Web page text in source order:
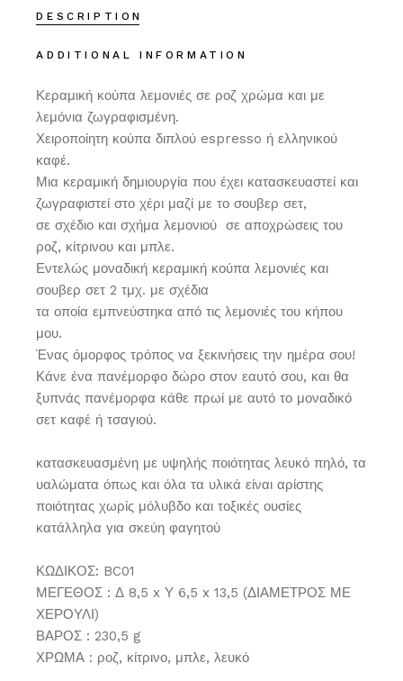
DESCRIPTION
ADDITIONAL INFORMATION
Κεραμική κούπα λεμονιές σε ροζ χρώμα και με
λεμόνια ζωγραφισμένη.
Χειροποίητη κούπα διπλού espresso ή ελληνικού
καφέ.
Μια κεραμική δημιουργία που έχει κατασκευαστεί και
ζωγραφιστεί στο χέρι μαζί με το σουβερ σετ,
σε σχέδιο και σχήμα λεμονιού σε αποχρώσεις του
ροζ, κίτρινου και μπλε.
Εντελώς μοναδική κεραμική κούπα λεμονιές και
σουβερ σετ 2 τμχ. με σχέδια
τα οποία εμπνεύστηκα από τις λεμονιές του κήπου
μου.
Ένας όμορφος τρόπος να ξεκινήσεις την ημέρα σου!
Κάνε ένα πανέμορφο δώρο στον εαυτό σου, και θα
ξυπνάς πανέμορφα κάθε πρωί με αυτό το μοναδικό
σετ καφέ ή τσαγιού.
κατασκευασμένη με υψηλής ποιότητας λευκό πηλό, τα
υαλώματα όπως και όλα τα υλικά είναι αρίστης
ποιότητας χωρίς μόλυβδο και τοξικές ουσίες
κατάλληλα για σκεύη φαγητού
ΚΩΔΙΚΟΣ: BC01
ΜΕΓΕΘΟΣ : Δ 8,5 x Υ 6,5 x 13,5 (ΔΙΑΜΕΤΡΟΣ ΜΕ
ΧΕΡΟΥΛΙ)
ΒΑΡΟΣ : 230,5 g
ΧΡΩΜΑ : ροζ, κίτρινο, μπλε, λευκό